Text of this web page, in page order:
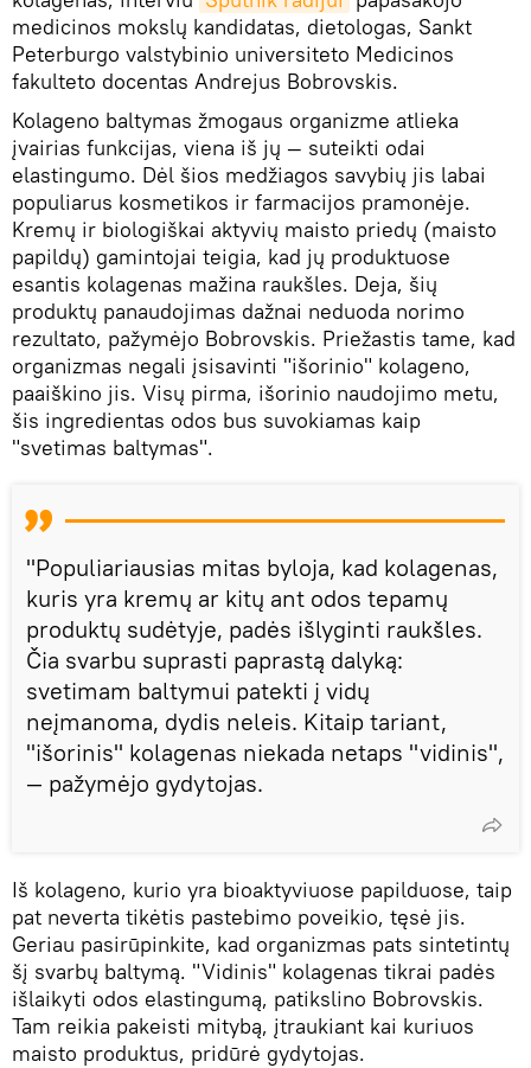
medicinos mokslų kandidatas, dietologas, Sankt
Peterburgo valstybinio universiteto Medicinos
fakulteto docentas Andrejus Bobrovskis.
Kolageno baltymas žmogaus organizme atlieka
įvairias funkcijas, viena iš jų — suteikti odai
elastingumo. Dėl šios medžiagos savybių jis labai
populiarus kosmetikos ir farmacijos pramonėje.
Kremų ir biologiškai aktyvių maisto priedų (maisto
papildų) gamintojai teigia, kad jų produktuose
esantis kolagenas mažina raukšles. Deja, šių
produktų panaudojimas dažnai neduoda norimo
rezultato, pažymėjo Bobrovskis. Priežastis tame, kad
organizmas negali įsisavinti "išorinio" kolageno,
paaiškino jis. Visų pirma, išorinio naudojimo metu,
šis ingredientas odos bus suvokiamas kaip
"svetimas baltymas".
"Populiariausias mitas byloja, kad kolagenas,
kuris yra kremų ar kitų ant odos tepamų
produktų sudėtyje, padės išlyginti raukšles.
Čia svarbu suprasti paprastą dalyką:
svetimam baltymui patekti į vidų
neįmanoma, dydis neleis. Kitaip tariant,
"išorinis" kolagenas niekada netaps "vidinis",
— pažymėjo gydytojas.
Iš kolageno, kurio yra bioaktyviuose papilduose, taip
pat neverta tikėtis pastebimo poveikio, tęsė jis.
Geriau pasirūpinkite, kad organizmas pats sintetintų
šį svarbų baltymą. "Vidinis" kolagenas tikrai padės
išlaikyti odos elastingumą, patikslino Bobrovskis.
Tam reikia pakeisti mitybą, įtraukiant kai kuriuos
maisto produktus, pridūrė gydytojas.